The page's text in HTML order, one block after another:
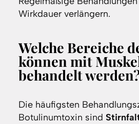
Wirkdauer verlängern.
Welche Bereiche
können mit
behandelt
Die häufigsten
Botulinumtoxin sind